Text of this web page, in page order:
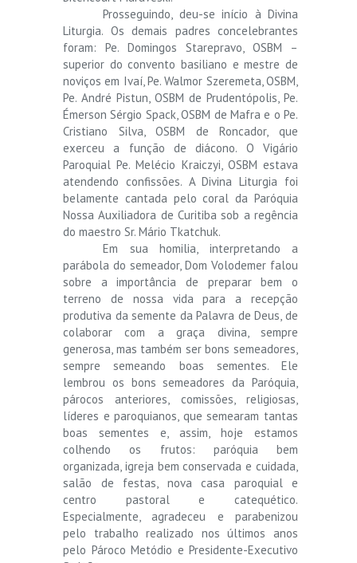
Prosseguindo, deu-se início à Divina
Liturgia. Os demais padres concelebrantes
foram: Pe. Domingos Starepravo, OSBM –
superior do convento basiliano e mestre de
noviços em Ivaí, Pe. Walmor Szeremeta, OSBM,
Pe. André Pistun, OSBM de Prudentópolis, Pe.
Émerson Sérgio Spack, OSBM de Mafra e o Pe.
Cristiano Silva, OSBM de Roncador, que
exerceu a função de diácono. O Vigário
Paroquial Pe. Melécio Kraiczyi, OSBM estava
atendendo confissões. A Divina Liturgia foi
belamente cantada pelo coral da Paróquia
Nossa Auxiliadora de Curitiba sob a regência
do maestro Sr. Mário Tkatchuk.
Em sua homilia, interpretando a
parábola do semeador, Dom Volodemer falou
sobre a importância de preparar bem o
terreno de nossa vida para a recepção
produtiva da semente da Palavra de Deus, de
colaborar com a graça divina, sempre
generosa, mas também ser bons semeadores,
sempre semeando boas sementes. Ele
lembrou os bons semeadores da Paróquia,
párocos anteriores, comissões, religiosas,
líderes e paroquianos, que semearam tantas
boas sementes e, assim, hoje estamos
colhendo os frutos: paróquia bem
organizada, igreja bem conservada e cuidada,
salão de festas, nova casa paroquial e
centro pastoral e catequético.
Especialmente, agradeceu e parabenizou
pelo trabalho realizado nos últimos anos
pelo Pároco Metódio e Presidente-Executivo